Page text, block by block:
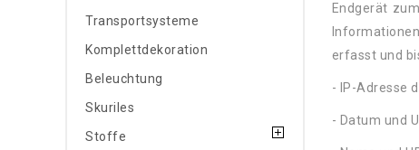
Transportsysteme
Komplettdekoration
Beleuchtung
Skuriles
Stoffe
Endgerät
erfasst und
- IP-Adresse
- Datum und